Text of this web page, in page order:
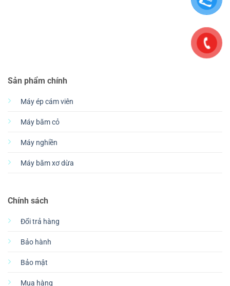
Sản phẩm chính
Máy ép cám viên
Máy băm cỏ
Máy nghiền
Máy băm xơ dừa
Chính sách
Đổi trả hàng
Bảo hành
Bảo mật
Mua hàng